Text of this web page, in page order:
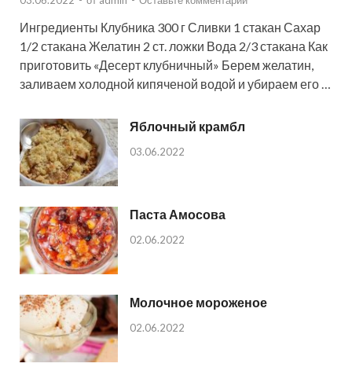
Ингредиенты Клубника 300 г Сливки 1 стакан Сахар
1/2 стакана Желатин 2 ст. ложки Вода 2/3 стакана Как
приготовить «Десерт клубничный» Берем желатин,
заливаем холодной кипяченой водой и убираем его …
Яблочный крамбл
03.06.2022
Паста Амосова
02.06.2022
Молочное мороженое
02.06.2022